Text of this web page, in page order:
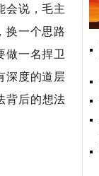
会说，毛主
换一个思路
做一名捍卫
深度的道层
背后的想法